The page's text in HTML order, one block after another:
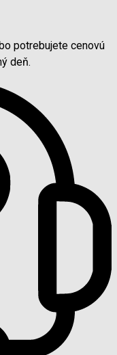
potrebujete cenovú
deň.